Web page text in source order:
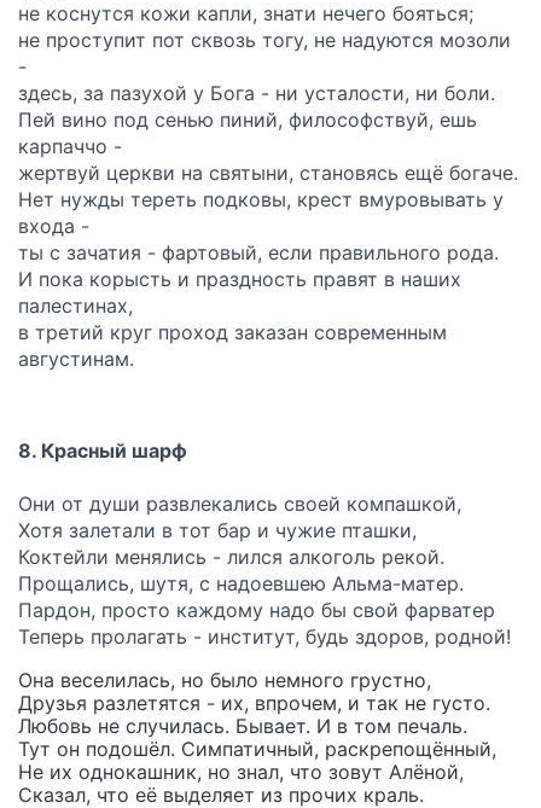
не коснутся кожи капли, знати нечего бояться;
не проступит пот сквозь тогу, не надуются мозоли
-
здесь, за пазухой у Бога - ни усталости, ни боли.
Пей вино под сенью пиний, философствуй, ешь
карпаччо -
жертвуй церкви на святыни, становясь ещё богаче.
Нет нужды тереть подковы, крест вмуровывать у
входа -
ты с зачатия - фартовый, если правильного рода.
И пока корысть и праздность правят в наших
палестинах,
в третий круг проход заказан современным
августинам.
8. Красный шарф
Они от души развлекались своей компашкой,
Хотя залетали в тот бар и чужие пташки,
Коктейли менялись - лился алкоголь рекой.
Прощались, шутя, с надоевшею Альма-матер.
Пардон, просто каждому надо бы свой фарватер
Теперь пролагать - институт, будь здоров, родной!
Она веселилась, но было немного грустно,
Друзья разлетятся - их, впрочем, и так не густо.
Любовь не случилась. Бывает. И в том печаль.
Тут он подошёл. Симпатичный, раскрепощённый,
Не их однокашник, но знал, что зовут Алёной,
Сказал, что её выделяет из прочих краль.